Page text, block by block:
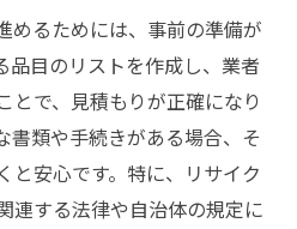
めるためには、事前の準備が
品目のリストを作成し、業者
とで、見積もりが正確になり
書類や手続きがある場合、そ
と安心です。特に、リサイク
連する法律や自治体の規定に